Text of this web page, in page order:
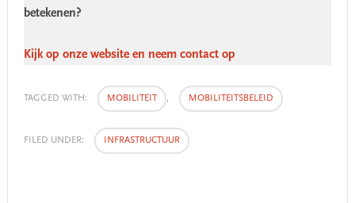
betekenen?
Kijk op onze website en neem contact op
TAGGED WITH: MOBILITEIT , MOBILITEITSBELEID
FILED UNDER: INFRASTRUCTUUR